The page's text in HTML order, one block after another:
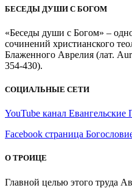
БЕСЕДЫ ДУШИ С БОГОМ
«Беседы души с Богом» –
сочинений христианского
Блаженного Аврелия (лат.
354-430).
СОЦИАЛЬНЫЕ СЕТИ
YouTube канал Евангельские
Facebook страница
О ТРОИЦЕ
Главной целью этого труда